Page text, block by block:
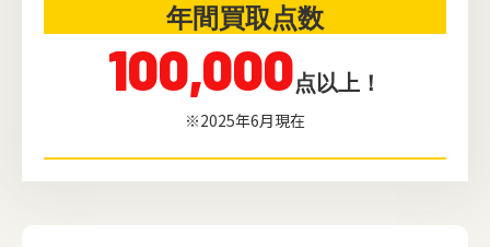
年間買取点数
100,000点以上！
※2025年6月現在